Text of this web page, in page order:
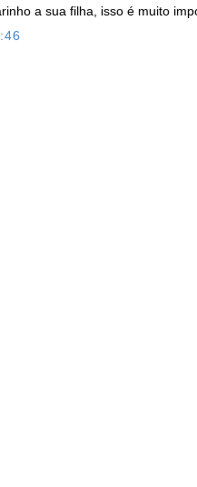
a sua filha, isso é muito